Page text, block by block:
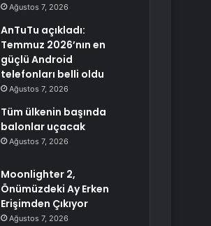
Ağustos 7, 2026
AnTuTu açıkladı:
Temmuz 2026’nın en
güçlü Android
telefonları belli oldu
Ağustos 7, 2026
Tüm ülkenin başında
balonlar uçacak
Ağustos 7, 2026
Moonlighter 2,
Önümüzdeki Ay Erken
Erişimden Çıkıyor
Ağustos 7, 2026